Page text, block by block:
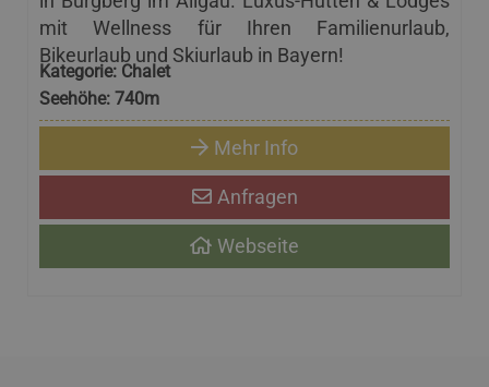
mit Wellness für Ihren Familienurlaub,
Bikeurlaub und Skiurlaub in Bayern!
Kategorie: Chalet
Seehöhe: 740m
Mehr Info
Anfragen
Webseite